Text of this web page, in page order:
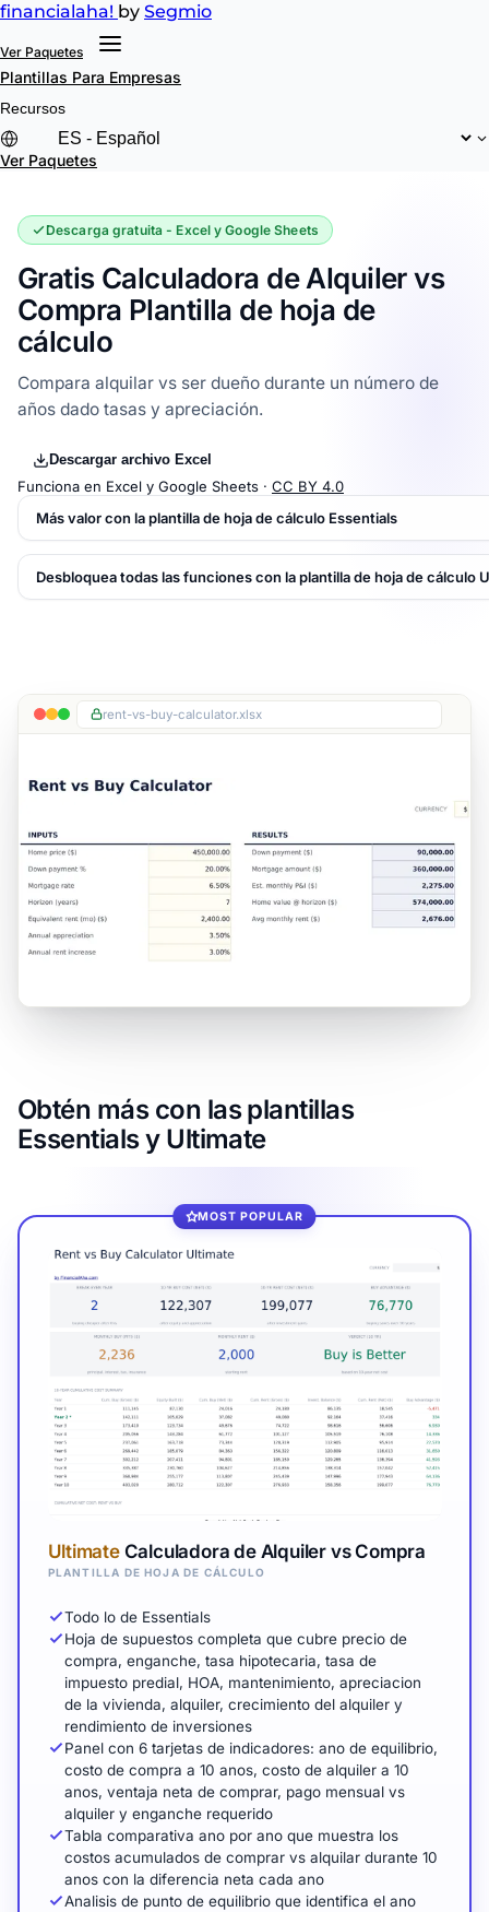
financialaha! by Segmio
Ver Paquetes
Plantillas Para Empresas
Recursos
Ver Paquetes
Descarga gratuita - Excel y Google Sheets
Gratis Calculadora de Alquiler vs
Compra Plantilla de hoja de
cálculo
Compara alquilar vs ser dueño durante un número de
años dado tasas y apreciación.
Descargar archivo Excel
Funciona en Excel y Google Sheets · CC BY 4.0
Más valor con la plantilla de hoja de cálculo Essentials
Desbloquea todas las funciones con la plantilla de hoja de cálculo
rent-vs-buy-calculator.xlsx
Obtén más con las plantillas
Essentials y Ultimate
MOST POPULAR
UltimateCalculadora de Alquiler vs Compra
PLANTILLA DE HOJA DE CÁLCULO
Todo lo de Essentials
Hoja de supuestos completa que cubre precio de
compra, enganche, tasa hipotecaria, tasa de
impuesto predial, HOA, mantenimiento, apreciacion
de la vivienda, alquiler, crecimiento del alquiler y
rendimiento de inversiones
Panel con 6 tarjetas de indicadores: ano de equilibrio,
costo de compra a 10 anos, costo de alquiler a 10
anos, ventaja neta de comprar, pago mensual vs
alquiler y enganche requerido
Tabla comparativa ano por ano que muestra los
costos acumulados de comprar vs alquilar durante 10
anos con la diferencia neta cada ano
Analisis de punto de equilibrio que identifica el ano